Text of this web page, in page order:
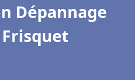
Dépannage